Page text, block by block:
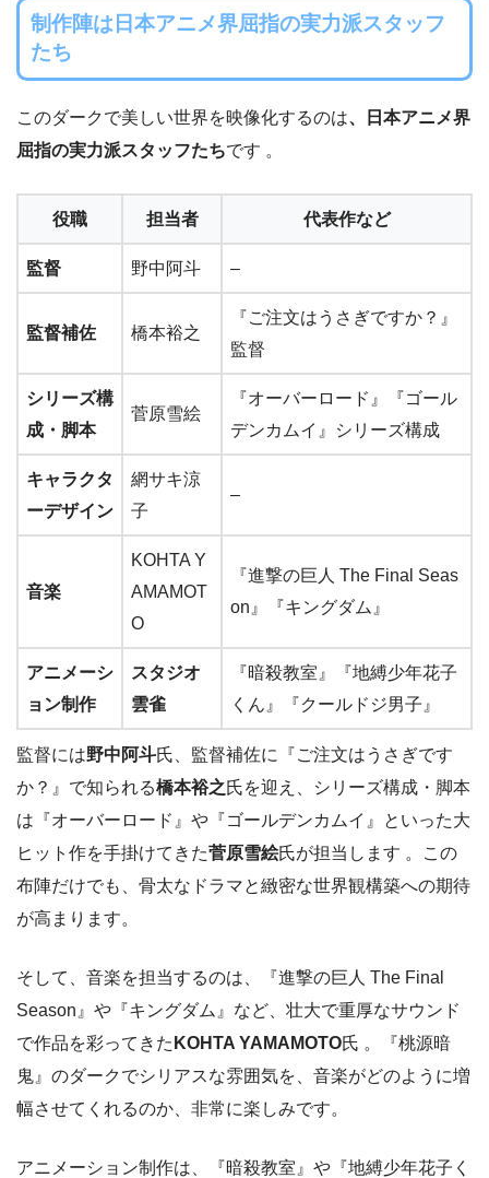
制作陣は日本アニメ界屈指の実力派スタッフ
たち
このダークで美しい世界を映像化するのは、日本アニメ界
屈指の実力派スタッフたちです 。
役職 担当者 代表作など
監督 野中阿斗 –
監督補佐 橋本裕之
『ご注文はうさぎですか？』
監督
シリーズ構
成・脚本
菅原雪絵
『オーバーロード』『ゴール
デンカムイ』シリーズ構成
キャラクタ
ーデザイン
網サキ涼
子
–
音楽
KOHTA Y
AMAMOT
O
『進撃の巨人 The Final Seas
on』『キングダム』
アニメーシ
ョン制作
スタジオ
雲雀
『暗殺教室』『地縛少年花子
くん』『クールドジ男子』
監督には野中阿斗氏、監督補佐に『ご注文はうさぎです
か？』で知られる橋本裕之氏を迎え、シリーズ構成・脚本
は『オーバーロード』や『ゴールデンカムイ』といった大
ヒット作を手掛けてきた菅原雪絵氏が担当します 。この
布陣だけでも、骨太なドラマと緻密な世界観構築への期待
が高まります。
そして、音楽を担当するのは、『進撃の巨人 The Final
Season』や『キングダム』など、壮大で重厚なサウンド
で作品を彩ってきた KOHTA YAMAMOTO氏 。『桃源暗
鬼』のダークでシリアスな雰囲気を、音楽がどのように増
幅させてくれるのか、非常に楽しみです。
アニメーション制作は、『暗殺教室』や『地縛少年花子く